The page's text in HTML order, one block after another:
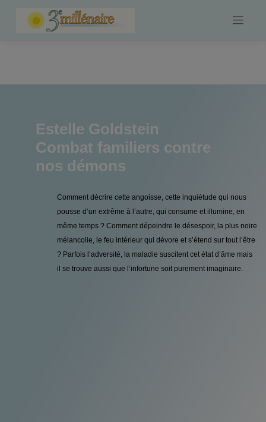
Estelle Goldstein
Combat familiers contre
nos démons
Comment décrire cette angoisse, cette inquiétude qui nous
pousse d’un extrême à l’autre, qui consume et illumine, en
même temps ? Comment dépeindre le désespoir, la plus noire
mélancolie, le feu intérieur qui dévore et s’étend sur tout l’être
? Parfois l’adversité, la maladie suscitent cet état d’âme mais
il se trouve aussi que l’infortune soit purement imaginaire.